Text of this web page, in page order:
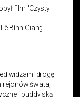
film "Czysty
Bình Giang
widzami drogę
świata,
i buddyjską